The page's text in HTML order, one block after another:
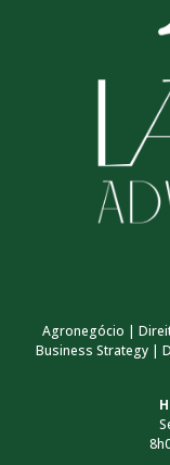
Agronegócio |
Business Strategy |